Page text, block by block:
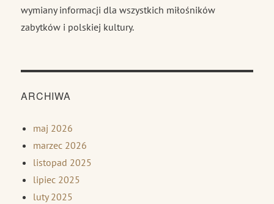
wymiany informacji dla wszystkich miłośników
zabytków i polskiej kultury.
ARCHIWA
maj 2026
marzec 2026
listopad 2025
lipiec 2025
luty 2025